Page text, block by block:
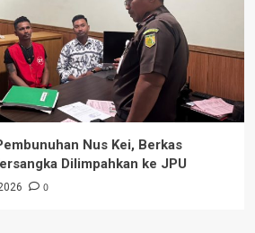
Nus Kei, Berkas
Dilimpahkan ke JPU
0